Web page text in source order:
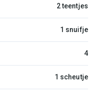
2 teentjes
1 snuifje
4
1 scheutje